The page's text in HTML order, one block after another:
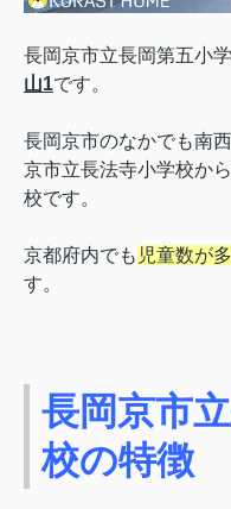
長岡京市立長岡第五小
山1です。
長岡京市のなかでも南
京市立長法寺小学校か
校です。
京都府内でも 児童数が
す。
長岡京市
校の特徴